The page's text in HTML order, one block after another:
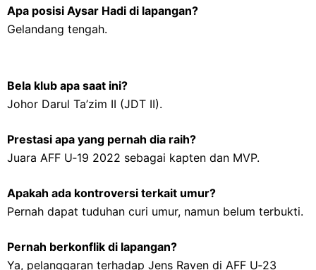
Apa posisi Aysar Hadi di lapangan?
Gelandang tengah.
Bela klub apa saat ini?
Johor Darul Ta’zim II (JDT II).
Prestasi apa yang pernah dia raih?
Juara AFF U‑19 2022 sebagai kapten dan MVP.
Apakah ada kontroversi terkait umur?
Pernah dapat tuduhan curi umur, namun belum terbukti.
Pernah berkonflik di lapangan?
Ya, pelanggaran terhadap Jens Raven di AFF U‑23